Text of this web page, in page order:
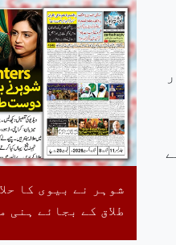
شوہر نے بیوی کا
طلاق کے بجائے ہنی